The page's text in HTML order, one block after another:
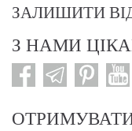
ЗАЛИШИТИ
З НАМИ